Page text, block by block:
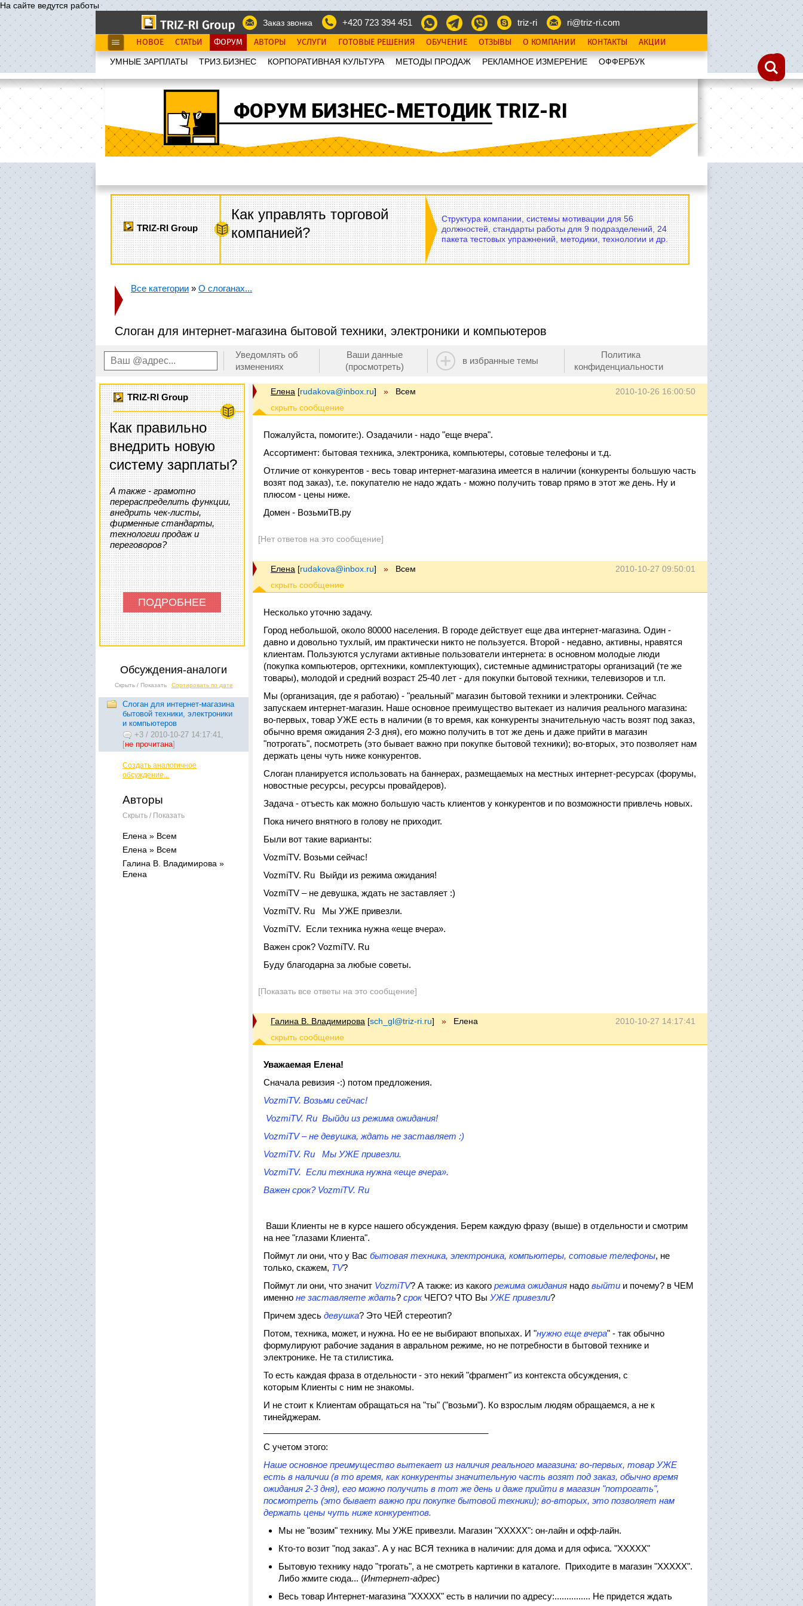
На сайте ведутся работы
Заказ звонка
+420 723 394 451 triz-ri ri@triz-ri.com
НОВОЕ СТАТЬИ ФОРУМ АВТОРЫ УСЛУГИ ГОТОВЫЕ РЕШЕНИЯ ОБУЧЕНИЕ ОТЗЫВЫ О КОМПАНИИ КОНТАКТЫ АКЦИИ
УМНЫЕ ЗАРПЛАТЫ ТРИЗ.БИЗНЕС КОРПОРАТИВНАЯ КУЛЬТУРА МЕТОДЫ ПРОДАЖ РЕКЛАМНОЕ ИЗМЕРЕНИЕ OФФЕРБУК
ФОРУМ БИЗНЕС-МЕТОДИК TRIZ-RI
TRIZ-RI Group
Как управлять торговой
компанией?
Структура компании, системы мотивации для 56
должностей, стандарты работы для 9 подразделений, 24
пакета тестовых упражнений, методики, технологии и др.
Все категории » О слоганах...
Слоган для интернет-магазина бытовой техники, электроники и компьютеров
Уведомлять об
изменениях
Ваши данные
(просмотреть)
в избранные темы
Политика
конфиденциальности
TRIZ-RI Group
Как правильно
внедрить новую
систему зарплаты?
А также - грамотно
перераспределить функции,
внедрить чек-листы,
фирменные стандарты,
технологии продаж и
переговоров?
ПОДРОБНЕЕ
Обсуждения-аналоги
Скрыть / Показать Сортировать по дате
Слоган для интернет-магазина
бытовой техники, электроники
и компьютеров
+3 / 2010-10-27 14:17:41,
[не прочитана]
Создать аналогичное
обсуждение...
Авторы
Скрыть / Показать
Елена » Всем
Елена » Всем
Галина В. Владимирова »
Елена
2010-10-26 16:00:50
Елена [rudakova@inbox.ru] » Всем
Пожалуйста, помогите:). Озадачили - надо "еще вчера".
Ассортимент: бытовая техника, электроника, компьютеры, сотовые телефоны и т.д.
Отличие от конкурентов - весь товар интернет-магазина имеется в наличии (конкуренты большую часть
возят под заказ), т.е. покупателю не надо ждать - можно получить товар прямо в этот же день. Ну и
плюсом - цены ниже.
Домен - ВозьмиТВ.ру
[Нет ответов на это сообщение]
2010-10-27 09:50:01
Елена [rudakova@inbox.ru] » Всем
Несколько уточню задачу.
Город небольшой, около 80000 населения. В городе действует еще два интернет-магазина. Один -
давно и довольно тухлый, им практически никто не пользуется. Второй - недавно, активны, нравятся
клиентам. Пользуются услугами активные пользователи интернета: в основном молодые люди
(покупка компьютеров, оргтехники, комплектующих), системные администраторы организаций (те же
товары), молодой и средний возраст 25-40 лет - для покупки бытовой техники, телевизоров и т.п.
Мы (организация, где я работаю) - "реальный" магазин бытовой техники и электроники. Сейчас
запускаем интернет-магазин. Наше основное преимущество вытекает из наличия реального магазина:
во-первых, товар УЖЕ есть в наличии (в то время, как конкуренты значительную часть возят под заказ,
обычно время ожидания 2-3 дня), его можно получить в тот же день и даже прийти в магазин
"потрогать", посмотреть (это бывает важно при покупке бытовой техники); во-вторых, это позволяет нам
держать цены чуть ниже конкурентов.
Слоган планируется использовать на баннерах, размещаемых на местных интернет-ресурсах (форумы,
новостные ресурсы, ресурсы провайдеров).
Задача - отъесть как можно большую часть клиентов у конкурентов и по возможности привлечь новых.
Пока ничего внятного в голову не приходит.
Были вот такие варианты:
VozmiTV. Возьми сейчас!
VozmiTV. Ru Выйди из режима ожидания!
VozmiTV – не девушка, ждать не заставляет :)
VozmiTV. Ru Мы УЖЕ привезли.
VozmiTV. Если техника нужна «еще вчера».
Важен срок? VozmiTV. Ru
Буду благодарна за любые советы.
[Показать все ответы на это сообщение]
2010-10-27 14:17:41
Галина В. Владимирова [sch_gl@triz-ri.ru] » Елена
Уважаемая Елена!
Сначала ревизия -:) потом предложения.
VozmiTV. Возьми сейчас!
VozmiTV. Ru Выйди из режима ожидания!
VozmiTV – не девушка, ждать не заставляет :)
VozmiTV. Ru Мы УЖЕ привезли.
VozmiTV. Если техника нужна «еще вчера».
Важен срок? VozmiTV. Ru
Ваши Клиенты не в курсе нашего обсуждения. Берем каждую фразу (выше) в отдельности и смотрим
на нее "глазами Клиента".
Поймут ли они, что у Вас бытовая техника, электроника, компьютеры, сотовые телефоны, не
только, скажем, TV?
Поймут ли они, что значит VozmiTV? А также: из какого режима ожидания надо выйти и почему? в ЧЕМ
именно не заставляете ждать? срокЧЕГО? ЧТО Вы УЖЕ привезли?
Причем здесь девушка? Это ЧЕЙ стереотип?
Потом, техника, может, и нужна. Но ее не выбирают впопыхах. И "нужно еще вчера" - так обычно
формулируют рабочие задания в авральном режиме, но не потребности в бытовой технике и
электронике. Не та стилистика.
То есть каждая фраза в отдельности - это некий "фрагмент" из контекста обсуждения, с
которым Клиенты с ним не знакомы.
И не стоит к Клиентам обращаться на "ты" ("возьми"). Ко взрослым людям обращаемся, а не к
тинейджерам.
С учетом этого:
Наше основное преимущество вытекает из наличия реального магазина: во-первых, товар УЖЕ
есть в наличии (в то время, как конкуренты значительную часть возят под заказ, обычно время
ожидания 2-3 дня), его можно получить в тот же день и даже прийти в магазин "потрогать",
посмотреть (это бывает важно при покупке бытовой техники); во-вторых, это позволяет нам
держать цены чуть ниже конкурентов.
Мы не "возим" технику. Мы УЖЕ привезли. Магазин "ХХХХХ": он-лайн и офф-лайн.
Кто-то возит "под заказ". А у нас ВСЯ техника в наличии: для дома и для офиса. "ХХХХХ"
Бытовую технику надо "трогать", а не смотреть картинки в каталоге. Приходите в магазин "ХХХХХ".
Либо жмите сюда... (Интернет-адрес)
Весь товар Интернет-магазина "ХХХХХ" есть в наличии по адресу:............... Не придется ждать